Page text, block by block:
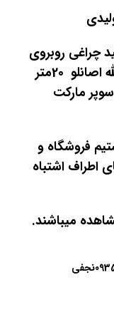
چراغی روبروی
خیابان گل اویز بعد از کوچه قدرت الله اصانلو 20متر
مارکت
فروشگاه و
اطراف اشتباه
میباشند.